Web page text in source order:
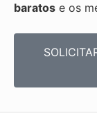
baratos e os